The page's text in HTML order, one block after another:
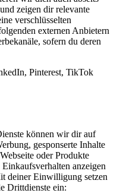
zeigen dir relevante
verschlüsselten
externen Anbietern
sofern du deren
Pinterest, TikTok
können wir dir auf
gesponserte Inhalte
oder Produkte
anzeigen
deiner Einwilligung setzen
Drittdienste ein: